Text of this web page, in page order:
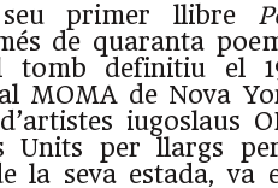
primer llibre
de quaranta
definitiu el
MOMA de Nova
iugoslaus
Units per llargs
la seva estada, va